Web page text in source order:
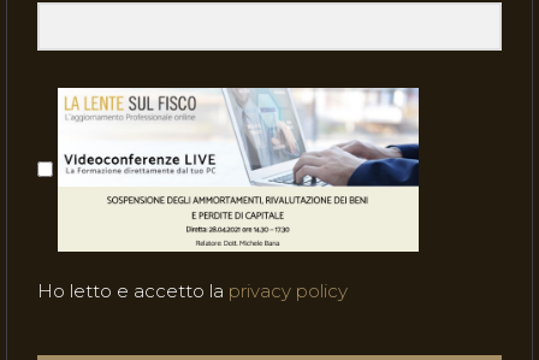
Ho letto e accetto la privacy policy